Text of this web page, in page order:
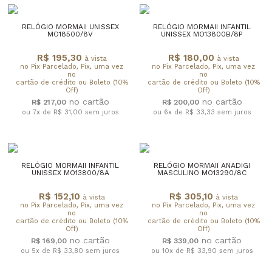
RELÓGIO MORMAII UNISSEX
MO18500/8V
R$ 195,30 à vista
no Pix Parcelado, Pix, uma vez
no
cartão de crédito ou Boleto (10%
Off)
R$ 217,00
ou 7x de R$ 31,00 sem juros
RELÓGIO MORMAII INFANTIL
UNISSEX MO13800B/8P
R$ 180,00 à vista
no Pix Parcelado, Pix, uma vez
no
cartão de crédito ou Boleto (10%
Off)
R$ 200,00
ou 6x de R$ 33,33 sem juros
RELÓGIO MORMAII INFANTIL
UNISSEX MO13800/8A
R$ 152,10 à vista
no Pix Parcelado, Pix, uma vez
no
cartão de crédito ou Boleto (10%
Off)
R$ 169,00
ou 5x de R$ 33,80 sem juros
RELÓGIO MORMAII ANADIGI
MASCULINO MO13290/8C
R$ 305,10 à vista
no Pix Parcelado, Pix, uma vez
no
cartão de crédito ou Boleto (10%
Off)
R$ 339,00
ou 10x de R$ 33,90 sem juros